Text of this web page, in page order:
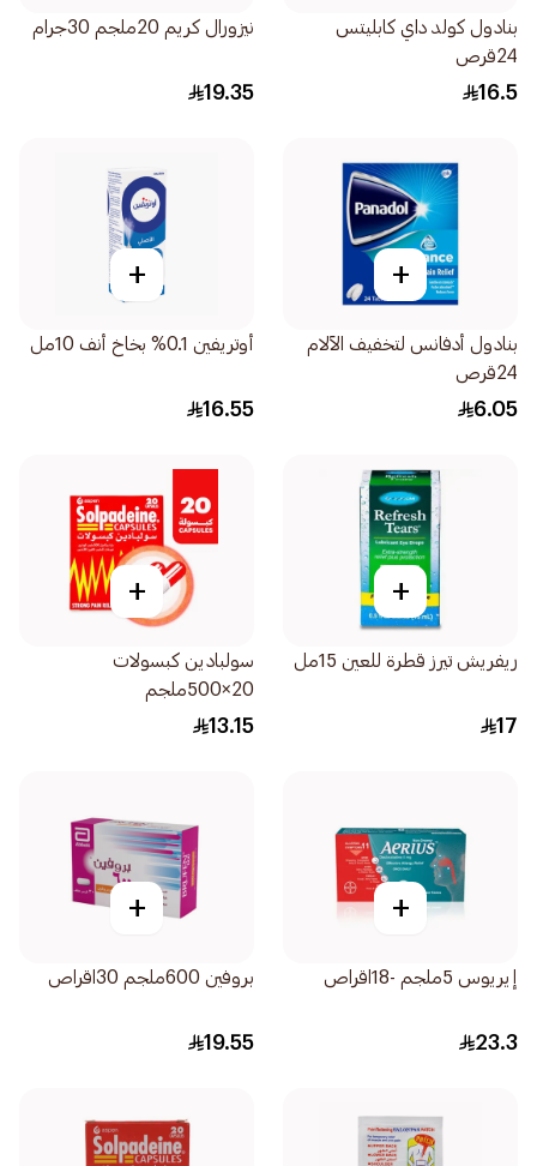
بنادول كولد داي كابليتس
24قرص
16.5
نيزورال كريم 20ملجم 30جرام
19.35
+
بنادول أدفانس لتخفيف الآلام
24قرص
6.05
+
أوتريفين 0.1% بخاخ أنف 10مل
16.55
+
ريفريش تيرز قطرة للعين 15مل
17
+
سولبادين كبسولات
20×500ملجم
13.15
+
إيريوس 5ملجم -18اقراص
23.3
+
بروفين 600ملجم 30اقراص
19.55